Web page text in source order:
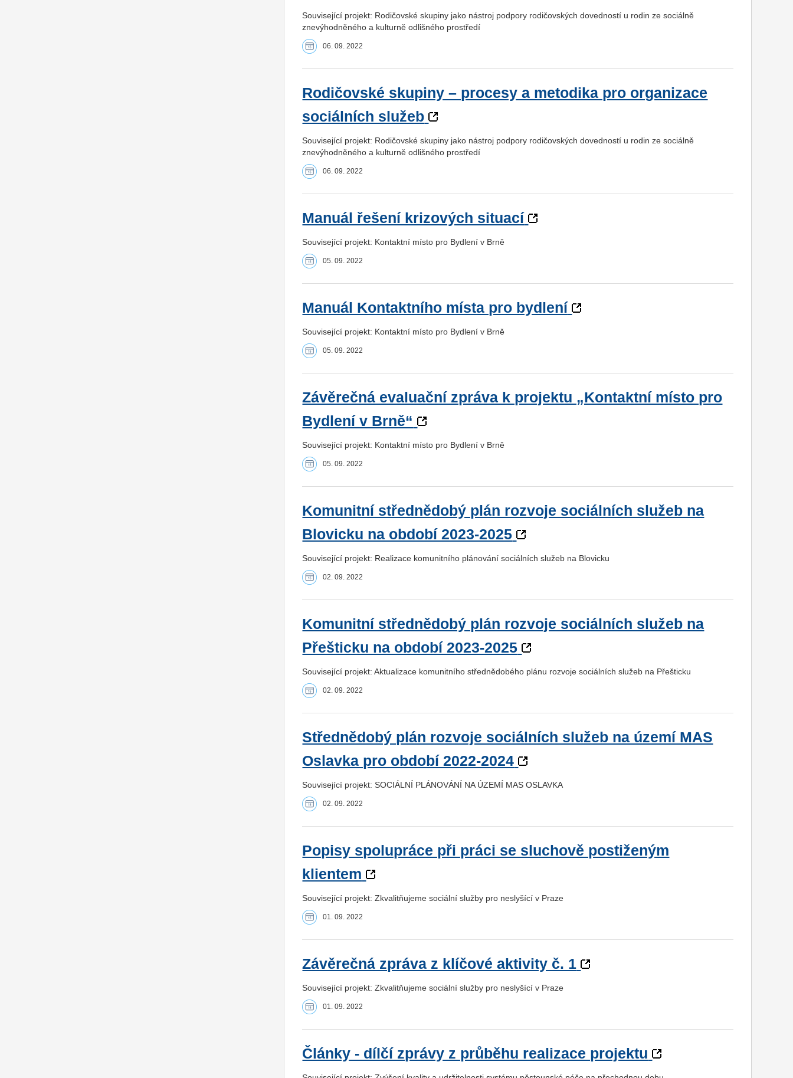
Související projekt: Rodičovské skupiny jako nástroj podpory rodičovských dovedností u rodin ze sociálně
znevýhodněného a kulturně odlišného prostředí
06. 09. 2022
Rodičovské skupiny – procesy a metodika pro organizace
sociálních služeb
Související projekt: Rodičovské skupiny jako nástroj podpory rodičovských dovedností u rodin ze sociálně
znevýhodněného a kulturně odlišného prostředí
06. 09. 2022
Manuál řešení krizových situací
Související projekt: Kontaktní místo pro Bydlení v Brně
05. 09. 2022
Manuál Kontaktního místa pro bydlení
Související projekt: Kontaktní místo pro Bydlení v Brně
05. 09. 2022
Závěrečná evaluační zpráva k projektu „Kontaktní místo pro
Bydlení v Brně“
Související projekt: Kontaktní místo pro Bydlení v Brně
05. 09. 2022
Komunitní střednědobý plán rozvoje sociálních služeb na
Blovicku na období 2023-2025
Související projekt: Realizace komunitního plánování sociálních služeb na Blovicku
02. 09. 2022
Komunitní střednědobý plán rozvoje sociálních služeb na
Přešticku na období 2023-2025
Související projekt: Aktualizace komunitního střednědobého plánu rozvoje sociálních služeb na Přešticku
02. 09. 2022
Střednědobý plán rozvoje sociálních služeb na území MAS
Oslavka pro období 2022-2024
Související projekt: SOCIÁLNÍ PLÁNOVÁNÍ NA ÚZEMÍ MAS OSLAVKA
02. 09. 2022
Popisy spolupráce při práci se sluchově postiženým
klientem
Související projekt: Zkvalitňujeme sociální služby pro neslyšící v Praze
01. 09. 2022
Závěrečná zpráva z klíčové aktivity č. 1
Související projekt: Zkvalitňujeme sociální služby pro neslyšící v Praze
01. 09. 2022
Články - dílčí zprávy z průběhu realizace projektu